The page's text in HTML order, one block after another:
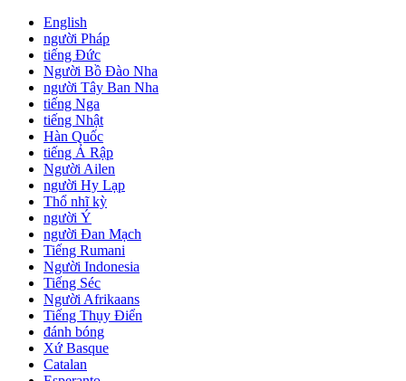
English
người Pháp
tiếng Đức
Người Bồ Đào Nha
người Tây Ban Nha
tiếng Nga
tiếng Nhật
Hàn Quốc
tiếng Ả Rập
Người Ailen
người Hy Lạp
Thổ nhĩ kỳ
người Ý
người Đan Mạch
Tiếng Rumani
Người Indonesia
Tiếng Séc
Người Afrikaans
Tiếng Thụy Điển
đánh bóng
Xứ Basque
Catalan